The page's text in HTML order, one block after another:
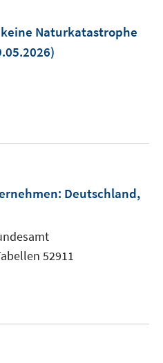
Naturkatastrophe
Deutschland,
52911